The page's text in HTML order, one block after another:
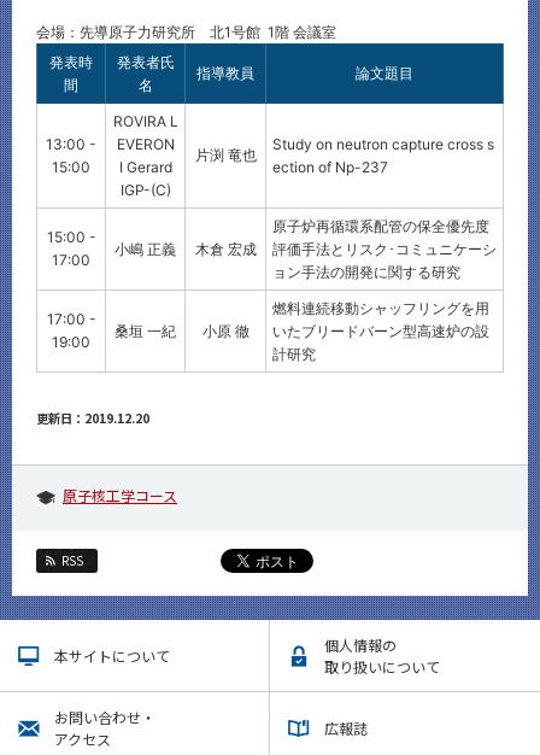
会場：先導原子力研究所 北1号館 1階 会議室
発表時
間
発表者氏
名
指導教員 論文題目
13:00 -
15:00
ROVIRA L
EVERON
I Gerard
IGP-(C)
片渕 竜也
Study on neutron capture cross s
ection of Np-237
15:00 -
17:00
小嶋 正義 木倉 宏成
原子炉再循環系配管の保全優先度
評価手法とリスク･コミュニケーシ
ョン手法の開発に関する研究
17:00 -
19:00
桑垣 一紀 小原 徹
燃料連続移動シャッフリングを用
いたブリードバーン型高速炉の設
計研究
更新日：2019.12.20
原子核工学コース
RSS
本サイトについて
個人情報の
取り扱いについて
お問い合わせ・
アクセス
広報誌